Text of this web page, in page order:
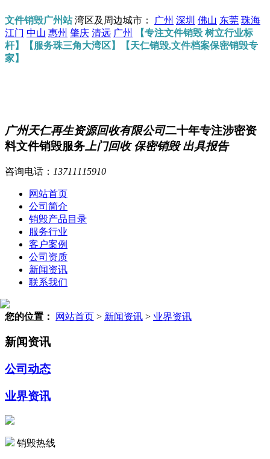
文件销毁广州站湾区及周边城市： 广州 深圳 佛山 东莞 珠海
江门 中山 惠州 肇庆 清远 广州
【专注文件销毁 树立行业标
杆】【服务珠三角大湾区】【天仁销毁,文件档案保密销毁专
家】
广州天仁再生资源回收有限公司二十年专注涉密资
料文件销毁服务 上门回收 保密销毁 出具报告
咨询电话： 13711115910
网站首页
公司简介
销毁产品目录
服务行业
客户案例
公司资质
新闻资讯
联系我们
您的位置： 网站首页 > 新闻资讯 > 业界资讯
新闻资讯
公司动态
业界资讯
销毁热线